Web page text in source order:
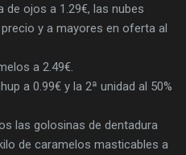
ojos a 1.29€, las nubes
y a mayores en oferta al
a 2.49€.
a 0.99€ y la 2ª unidad al 50%
las golosinas de dentadura
de caramelos masticables a